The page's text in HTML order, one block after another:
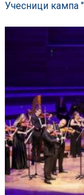
Учесници кампа